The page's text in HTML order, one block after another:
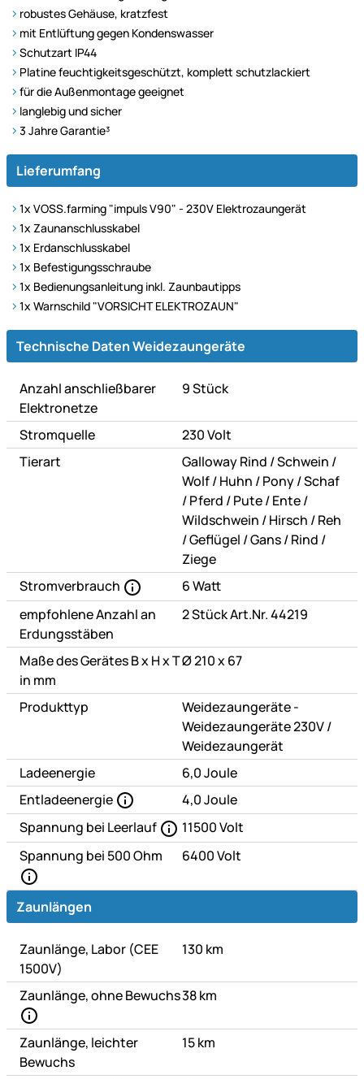
robustes Gehäuse, kratzfest
mit Entlüftung gegen Kondenswasser
Schutzart IP44
Platine feuchtigkeitsgeschützt, komplett schutzlackiert
für die Außenmontage geeignet
langlebig und sicher
3 Jahre Garantie³
Lieferumfang
1x VOSS.farming "impuls V90" - 230V Elektrozaungerät
1x Zaunanschlusskabel
1x Erdanschlusskabel
1x Befestigungsschraube
1x Bedienungsanleitung inkl. Zaunbautipps
1x Warnschild "VORSICHT ELEKTROZAUN"
Technische Daten
Technische Daten Weidezaungeräte
Anzahl anschließbarer
Elektronetze
9 Stück
Stromquelle
230 Volt
Tierart
Galloway Rind /oder
Schwein /oder
Wolf/oder
Huhn /oder
Pony/oder
Schaf
/oder
Pferd /oder
Pute/oder
Ente/oder
Wildschwein /oder
Hirsch /oder
Reh
/oder
Geflügel /oder
Gans/oder
Rind /oder
Ziege
Stromverbrauch
6 Watt
empfohlene Anzahl an
Erdungsstäben
2 Stück Art.Nr. 44219
Maße des Gerätes B x H x T
in mm
Ø 210 x 67
Produkttyp
Weidezaungeräte -
Weidezaungeräte 230V/oder
Weidezaungerät
Ladeenergie
6,0 Joule
Entladeenergie
4,0 Joule
Spannung bei Leerlauf
11500 Volt
Spannung bei 500 Ohm
6400 Volt
Zaunlängen
Zaunlänge, Labor (CEE
1500V)
130 km
Zaunlänge, ohne Bewuchs38 km
Zaunlänge, leichter
Bewuchs
15 km